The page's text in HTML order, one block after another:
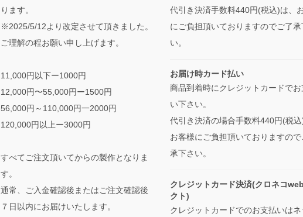
ります。
※2025/5/12より改定させて頂きました。
ご理解の程お願い申し上げます。
11,000円以下ー1000円
12,000円〜55,000円ー1500円
56,000円～110,000円一2000円
120,000円以上ー3000円
すべてご注文頂いてからの製作となりま
す。
通常、ご入金確認後またはご注文確認後
７日以内にお届けいたします。
代引き決済手数料440円(税込)は、
にご負担頂いておりますのでご了承
い。
お届け時カード払い
商品到着時にクレジットカードでお
い下さい。
代引き決済の場合手数料440円(税込)
お客様にご負担頂いておりますので
承下さい。
クレジットカード決済(クロネコ
クト)
クレジットカードでのお支払いはネ